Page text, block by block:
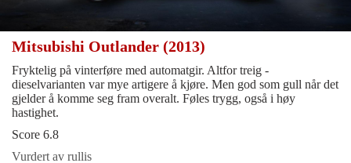
Mitsubishi Outlander (2013)
Fryktelig på vinterføre med automatgir. Altfor treig -
dieselvarianten var mye artigere å kjøre. Men god som gull når det
gjelder å komme seg fram overalt. Føles trygg, også i høy
hastighet.
Score 6.8
Vurdert av rullis